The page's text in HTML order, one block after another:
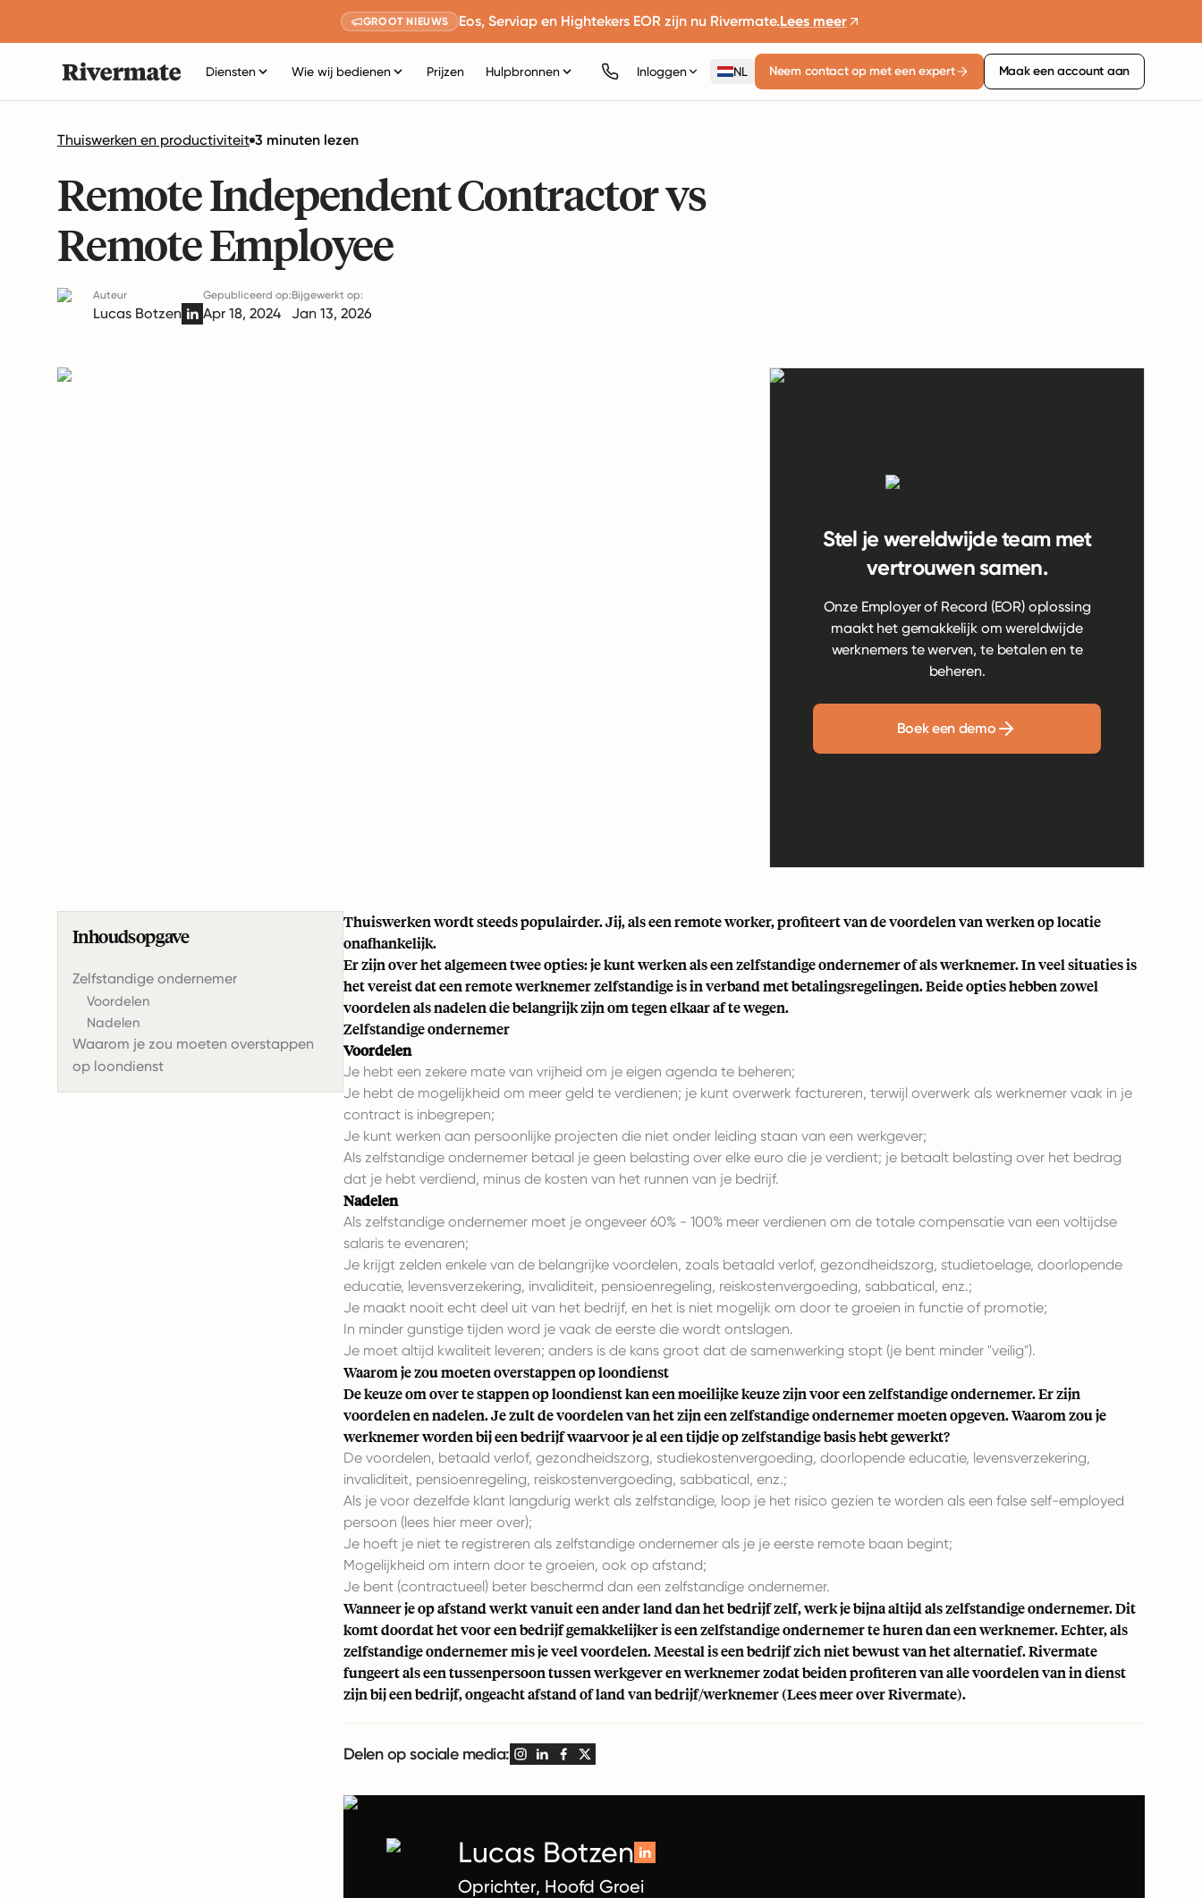
GROOT NIEUWS Eos, Serviap en Hightekers EOR zijn nu Rivermate.Lees meer
Diensten Wie wij bedienen Prijzen Hulpbronnen Inloggen NL Neem contact op met een expert Maak een account aan
Thuiswerken en productiviteit 3 minuten lezen
Remote Independent Contractor vs
Remote Employee
Auteur
Lucas Botzen
Gepubliceerd op:
Apr 18, 2024
Bijgewerkt op:
Jan 13, 2026
Stel je wereldwijde team met
vertrouwen samen.
Onze Employer of Record (EOR) oplossing
maakt het gemakkelijk om wereldwijde
werknemers te werven, te betalen en te
beheren.
Boek een demo
Inhoudsopgave
Zelfstandige ondernemer
Voordelen
Nadelen
Waarom je zou moeten overstappen
op loondienst
Thuiswerken wordt steeds populairder. Jij, als eenremote worker, profiteert van de voordelen van werken op locatie
onafhankelijk.
Er zijn over het algemeen twee opties: je kunt werken als een zelfstandige ondernemer of als werknemer. In veel situaties is
het vereist dat een remote werknemer zelfstandige is in verband met betalingsregelingen. Beide opties hebben zowel
voordelen als nadelen die belangrijk zijn om tegen elkaar af te wegen.
Zelfstandige ondernemer
Voordelen
Je hebt een zekere mate van vrijheid om je eigen agenda te beheren;
Je hebt de mogelijkheid om meer geld te verdienen; je kunt overwerk factureren, terwijl overwerk als werknemer vaak in je
contract is inbegrepen;
Je kunt werken aan persoonlijke projecten die niet onder leiding staan van een werkgever;
Als zelfstandige ondernemer betaal je geen belasting over elke euro die je verdient; je betaalt belasting over het bedrag
dat je hebt verdiend, minus de kosten van het runnen van je bedrijf.
Nadelen
Als zelfstandige ondernemer moet je ongeveer 60% - 100% meer verdienen om de totale compensatie van een voltijdse
salaris te evenaren;
Je krijgt zelden enkele van de belangrijke voordelen, zoals betaald verlof, gezondheidszorg, studietoelage, doorlopende
educatie, levensverzekering, invaliditeit, pensioenregeling, reiskostenvergoeding, sabbatical, enz.;
Je maakt nooit echt deel uit van het bedrijf, en het is niet mogelijk om door te groeien in functie of promotie;
In minder gunstige tijden word je vaak de eerste die wordt ontslagen.
Je moet altijd kwaliteit leveren; anders is de kans groot dat de samenwerking stopt (je bent minder "veilig").
Waarom je zou moeten overstappen op loondienst
De keuze om over te stappen op loondienst kan een moeilijke keuze zijn voor een zelfstandige ondernemer. Er zijn
voordelen en nadelen. Je zult de voordelen van het zijn een zelfstandige ondernemer moeten opgeven. Waarom zou je
werknemer worden bij een bedrijf waarvoor je al een tijdje op zelfstandige basis hebt gewerkt?
De voordelen, betaald verlof, gezondheidszorg, studiekostenvergoeding, doorlopende educatie, levensverzekering,
invaliditeit, pensioenregeling, reiskostenvergoeding, sabbatical, enz.;
Als je voor dezelfde klant langdurig werkt als zelfstandige, loop je het risico gezien te worden als een false self-employed
persoon (lees hier meer over);
Je hoeft je niet te registreren als zelfstandige ondernemer als je je eerste remote baan begint;
Mogelijkheid om intern door te groeien, ook op afstand;
Je bent (contractueel) beter beschermd dan een zelfstandige ondernemer.
Wanneer je op afstand werkt vanuit een ander land dan het bedrijf zelf, werk je bijna altijd als zelfstandige ondernemer. Dit
komt doordat het voor een bedrijf gemakkelijker is een zelfstandige ondernemer te huren dan een werknemer. Echter, als
zelfstandige ondernemer mis je veel voordelen. Meestal is een bedrijf zich niet bewust van het alternatief. Rivermate
fungeert als een tussenpersoon tussen werkgever en werknemer zodat beiden profiteren van alle voordelen van in dienst
zijn bij een bedrijf, ongeacht afstand of land van bedrijf/werknemer (Lees meer over Rivermate).
Delen op sociale media:
Lucas Botzen
Oprichter, Hoofd Groei